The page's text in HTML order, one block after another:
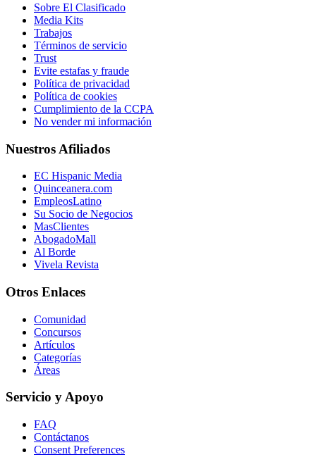
Sobre El Clasificado
Media Kits
Trabajos
Términos de servicio
Trust
Evite estafas y fraude
Política de privacidad
Política de cookies
Cumplimiento de la CCPA
No vender mi información
Nuestros Afiliados
EC Hispanic Media
Quinceanera.com
EmpleosLatino
Su Socio de Negocios
MasClientes
AbogadoMall
Al Borde
Vivela Revista
Otros Enlaces
Comunidad
Concursos
Artículos
Categorías
Áreas
Servicio y Apoyo
FAQ
Contáctanos
Consent Preferences